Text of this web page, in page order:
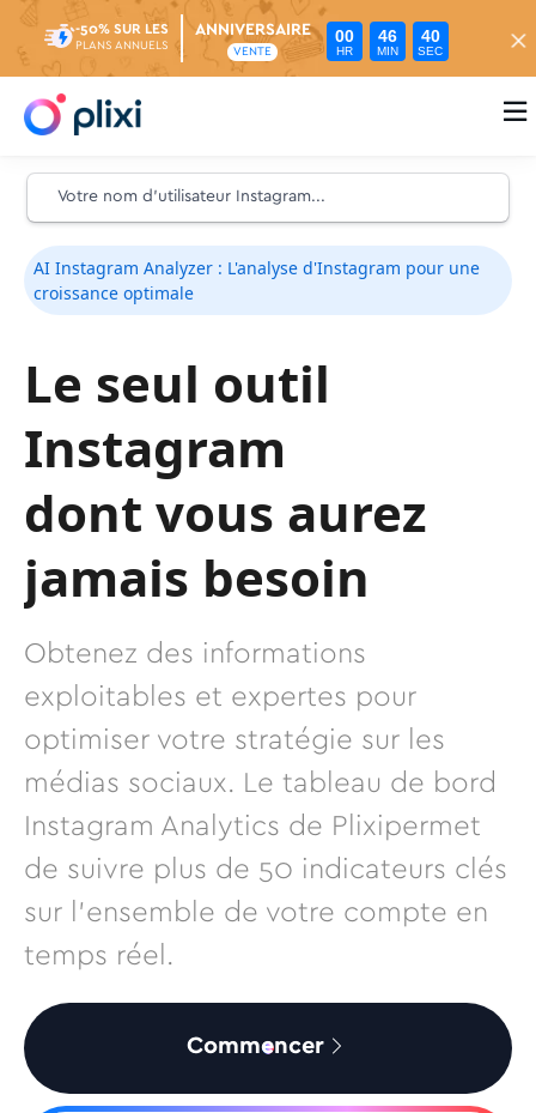
-50% SUR LES
PLANS ANNUELS
ANNIVERSAIRE
VENTE
00
HR
46
MIN
39
SEC

AI Instagram Analyzer : L'analyse d'Instagram pour une
croissance optimale
Le seul outil
Instagram
dont vous aurez
jamais besoin
Obtenez des informations
exploitables et expertes pour
optimiser votre stratégie sur les
médias sociaux. Le tableau de bord
Instagram Analytics de Plixipermet
de suivre plus de 50 indicateurs clés
sur l'ensemble de votre compte en
temps réel.
Commencer